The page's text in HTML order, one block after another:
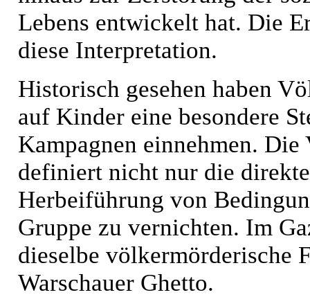
Lebens entwickelt hat. Die
diese Interpretation.
Historisch gesehen haben
auf Kinder eine besondere
Kampagnen einnehmen.
definiert nicht nur die
Herbeiführung von
Gruppe zu vernichten. Im
dieselbe völkermörderische
Warschauer Ghetto.